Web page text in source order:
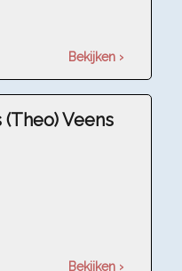
Bekijken ›
Veens
Bekijken ›